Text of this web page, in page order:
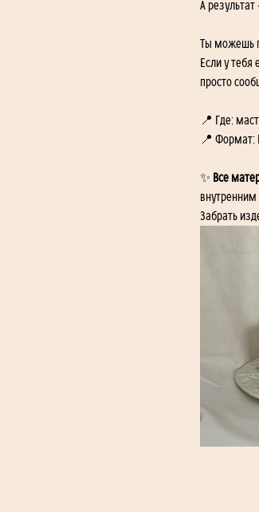
А
Ты можешь
Если у тебя
просто
📍 Где:
📍 Формат:
✨ Все
внутренним
Забрать